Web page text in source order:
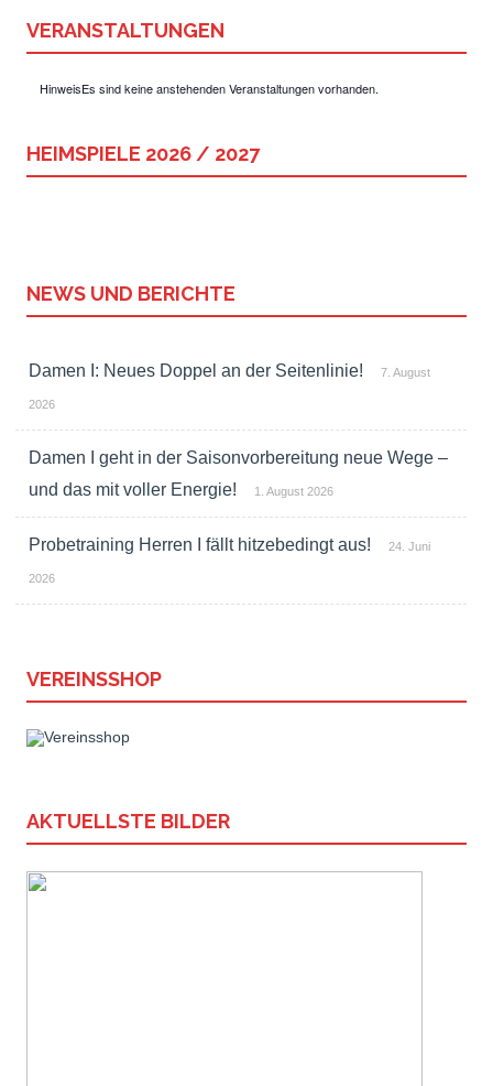
VERANSTALTUNGEN
HinweisEs sind keine anstehenden Veranstaltungen vorhanden.
HEIMSPIELE 2026 / 2027
NEWS UND BERICHTE
Damen I: Neues Doppel an der Seitenlinie! 7. August
2026
Damen I geht in der Saisonvorbereitung neue Wege –
und das mit voller Energie!
1. August 2026
Probetraining Herren I fällt hitzebedingt aus! 24. Juni
2026
VEREINSSHOP
AKTUELLSTE BILDER